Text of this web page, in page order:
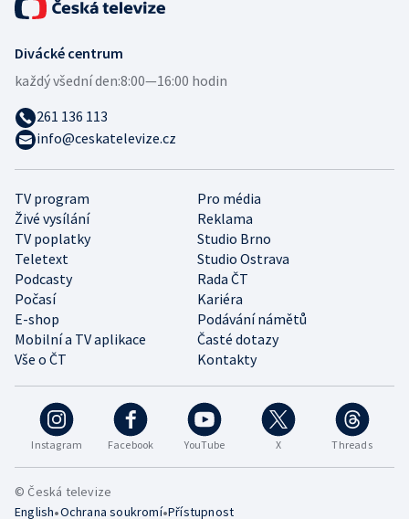
Instagram Facebook YouTube X Threads
TV program
Pro média
Živé vysílání
Reklama
TV poplatky
Studio Brno
Teletext
Studio Ostrava
Podcasty
Rada ČT
Počasí
Kariéra
E-shop
Podávání námětů
Mobilní a TV aplikace
Časté dotazy
Vše o ČT
Kontakty
Divácké centrum
každý všední den:8:00—16:00 hodin
261 136 113
info@ceskatelevize.cz
© Česká televize
English•Ochrana soukromí•Přístupnost